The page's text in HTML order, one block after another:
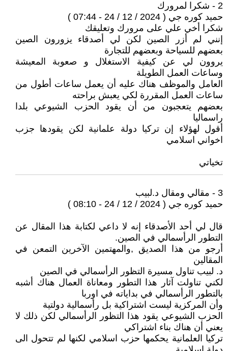
2 - شكرا لمرورك
حميد كوره جي ( 2024 / 12 / 24 - 07:44 )
شكرا أخي علي على مرورك وتعليقك
إنني لم أزر الصين لكن لي أصدقاء يزورون الصين
بعضهم للسياحة وبعضهم للتجارة
يروون لي عن كيفية الاستغلال و صعوبة المعيشة
وساعات العمل الطويلة
العامل والموظف هناك عليه أن يعمل ساعات أطول من
ساعات العمل المقررة لكي يعبش براحته
بعضهم يتعجبون من أن يقود الحزب الشيوعي بلدا
راسماليا
أقول لهؤلاء إن تركيا دولة علمانية لكن يقودها جزب
اخواني اسلامي
تخياتي
3 - مقالي ومقال د.لبيب
حميد كوره جي ( 2024 / 12 / 24 - 08:10 )
قال لي أحد الأصدقاء إنه لا داعي لكتابة هذا المقال عن
التطور الرأسمالي في الصين.
أرجو من هذا الصديق ,والمهتمين الآخرين التمعن في
المقالين
د. لبيب تناول مسيرة التظور الرأسمالي في الصين
لكني تناولت آثار هذا التطور ومعاناة العمال هناك أشبه
بالتطور الرأسمالي في بداياته في اوربا
وأن المركزية ليست اشتراكية بل رأسمالية دولتية
الحزب الشيوعي يقود هذا التظور الرأسمالي لكن ذلك لا
يعني أن هناك بناء اشتراكي
تركيا العلمانية يحكمها حزب اسلامي لكنها لم تتحول الى